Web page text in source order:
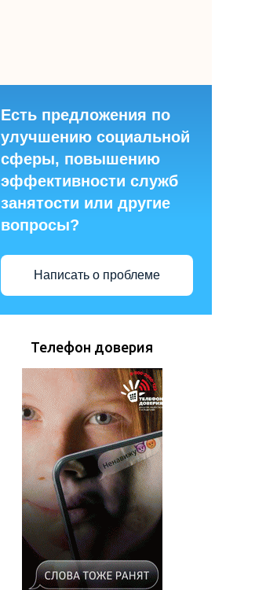
Есть предложения по
улучшению социальной
сферы, повышению
эффективности служб
занятости или другие
вопросы?
Написать о проблеме
Телефон доверия